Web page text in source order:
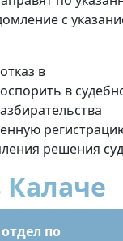
с
в
в
решения
Калаче
по